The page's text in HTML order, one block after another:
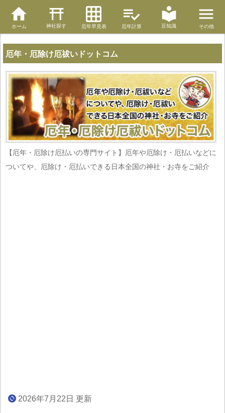
ホーム 神社探す 厄年早見表 厄年計算 豆知識 その他
厄年・厄除け厄祓いドットコム
【厄年・厄除け厄払いの専門サイト】厄年や厄除け・厄払いなどに
ついてや、厄除け・厄払いできる日本全国の神社・お寺をご紹介
2026年7月22日 更新